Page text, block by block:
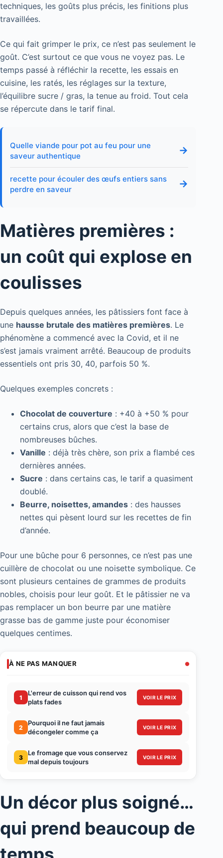
techniques, les goûts plus précis, les finitions plus
travaillées.
Ce qui fait grimper le prix, ce n’est pas seulement le
goût. C’est surtout ce que vous ne voyez pas. Le
temps passé à réfléchir la recette, les essais en
cuisine, les ratés, les réglages sur la texture,
l’équilibre sucre / gras, la tenue au froid. Tout cela
se répercute dans le tarif final.
Quelle viande pour pot au feu pour une
saveur authentique
→
recette pour écouler des œufs entiers sans
perdre en saveur
→
Matières premières :
un coût qui explose en
coulisses
Depuis quelques années, les pâtissiers font face à
une hausse brutale des matières premières. Le
phénomène a commencé avec la Covid, et il ne
s’est jamais vraiment arrêté. Beaucoup de produits
essentiels ont pris 30, 40, parfois 50 %.
Quelques exemples concrets :
Chocolat de couverture : +40 à +50 % pour
certains crus, alors que c’est la base de
nombreuses bûches.
Vanille : déjà très chère, son prix a flambé ces
dernières années.
Sucre : dans certains cas, le tarif a quasiment
doublé.
Beurre, noisettes, amandes : des hausses
nettes qui pèsent lourd sur les recettes de fin
d’année.
Pour une bûche pour 6 personnes, ce n’est pas une
cuillère de chocolat ou une noisette symbolique. Ce
sont plusieurs centaines de grammes de produits
nobles, choisis pour leur goût. Et le pâtissier ne va
pas remplacer un bon beurre par une matière
grasse bas de gamme juste pour économiser
quelques centimes.
À NE PAS MANQUER
1
L'erreur de cuisson qui rend vos
plats fades
VOIR LE PRIX
2
Pourquoi il ne faut jamais
décongeler comme ça
VOIR LE PRIX
3
Le fromage que vous conservez
mal depuis toujours
VOIR LE PRIX
Un décor plus soigné…
qui prend beaucoup de